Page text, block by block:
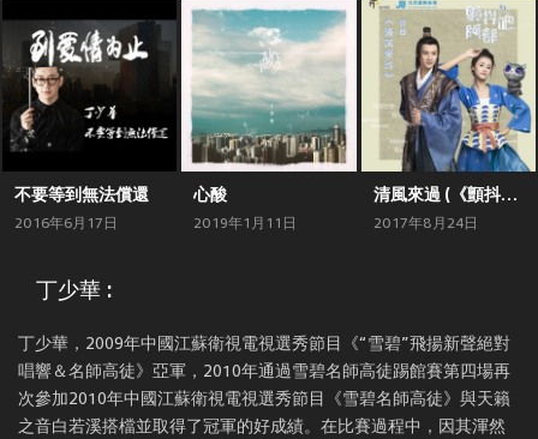
不要等到無法償還
2016年6月17日
心酸
2019年1月11日
清風來過 (《顫抖吧，阿部!》插曲)
2017年8月24日
丁少華 :
丁少華，2009年中國江蘇衛視電視選秀節目《“雪碧”飛揚新聲絕對
唱響＆名師高徒》亞軍，2010年通過雪碧名師高徒踢館賽第四場再
次參加2010年中國江蘇衛視電視選秀節目《雪碧名師高徒》與天籟
之音白若溪搭檔並取得了冠軍的好成績。在比賽過程中，因其渾然